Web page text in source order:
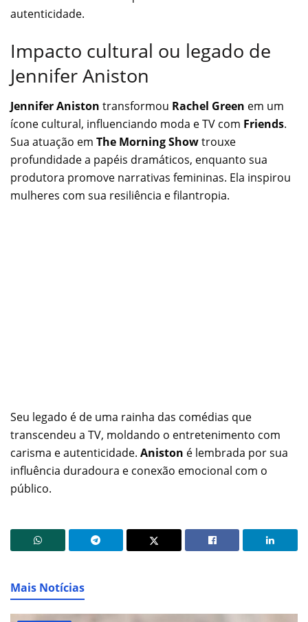
autenticidade.
Impacto cultural ou legado de
Jennifer Aniston
Jennifer Aniston transformou Rachel Green em um
ícone cultural, influenciando moda e TV com Friends.
Sua atuação em The Morning Showtrouxe
profundidade a papéis dramáticos, enquanto sua
produtora promove narrativas femininas. Ela inspirou
mulheres com sua resiliência e filantropia.
Seu legado é de uma rainha das comédias que
transcendeu a TV, moldando o entretenimento com
carisma e autenticidade. Aniston é lembrada por sua
influência duradoura e conexão emocional com o
público.
Mais Notícias